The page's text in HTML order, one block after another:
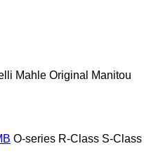
Mahle Original
Manitou
O-series R-Class S-Class